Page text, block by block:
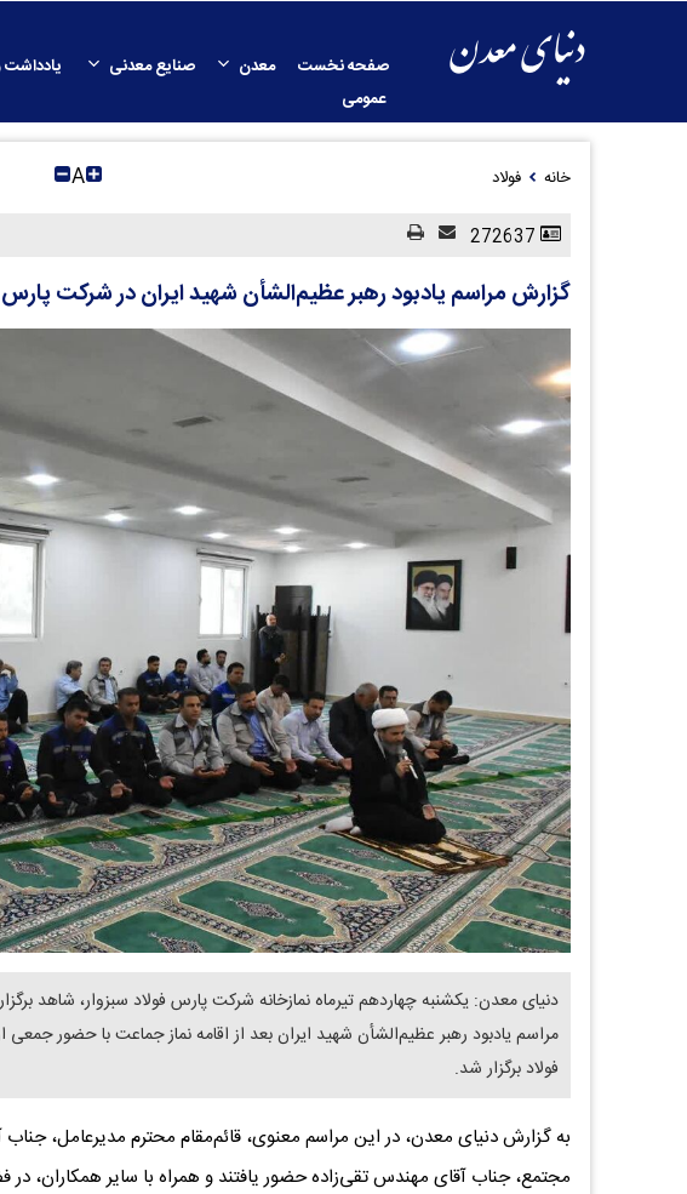
صفحه نخست معدن صنایع معدنی یادداشت
عمومی
خانه فولاد A
گزارش مراسم یادبود رهبر عظیم‌الشأن شهید ایران در شرکت پارس
دنیای معدن: یکشنبه چهاردهم تیرماه نمازخانه شرکت پارس فولاد سبزوار، شاهد
مراسم یادبود رهبر عظیم‌الشأن شهید ایران بعد از اقامه نماز جماعت با حضور جمعی
فولاد برگزار شد.
به گزارش دنیای معدن، در این مراسم معنوی، قائم‌مقام محترم مدیرعامل،
مجتمع، جناب آقای مهندس تقی‌زاده حضور یافتند و همراه با سایر همکاران،